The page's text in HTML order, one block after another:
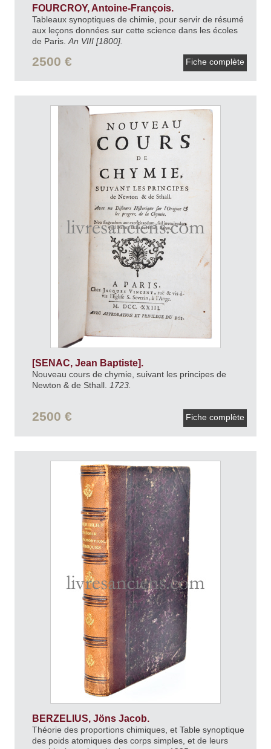
FOURCROY, Antoine-François.
Tableaux synoptiques de chimie, pour servir de résumé
aux leçons données sur cette science dans les écoles
de Paris. An VIII [1800].
2500 € Fiche complète
[SENAC, Jean Baptiste].
Nouveau cours de chymie, suivant les principes de
Newton & de Sthall.
1723.
2500 € Fiche complète
BERZELIUS, Jöns Jacob.
Théorie des proportions chimiques, et Table synoptique
des poids atomiques des corps simples, et de leurs